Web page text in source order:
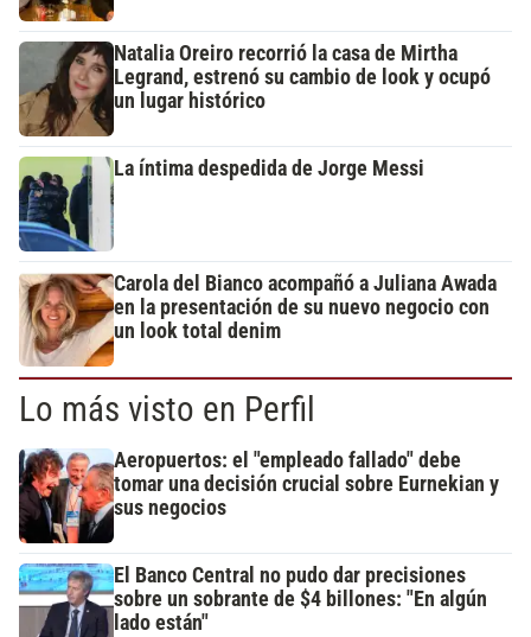
Natalia Oreiro recorrió la casa de Mirtha
Legrand, estrenó su cambio de look y ocupó
un lugar histórico
La íntima despedida de Jorge Messi
Carola del Bianco acompañó a Juliana Awada
en la presentación de su nuevo negocio con
un look total denim
Lo más visto en Perfil
Aeropuertos: el "empleado fallado" debe
tomar una decisión crucial sobre Eurnekian y
sus negocios
El Banco Central no pudo dar precisiones
sobre un sobrante de $4 billones: "En algún
lado están"